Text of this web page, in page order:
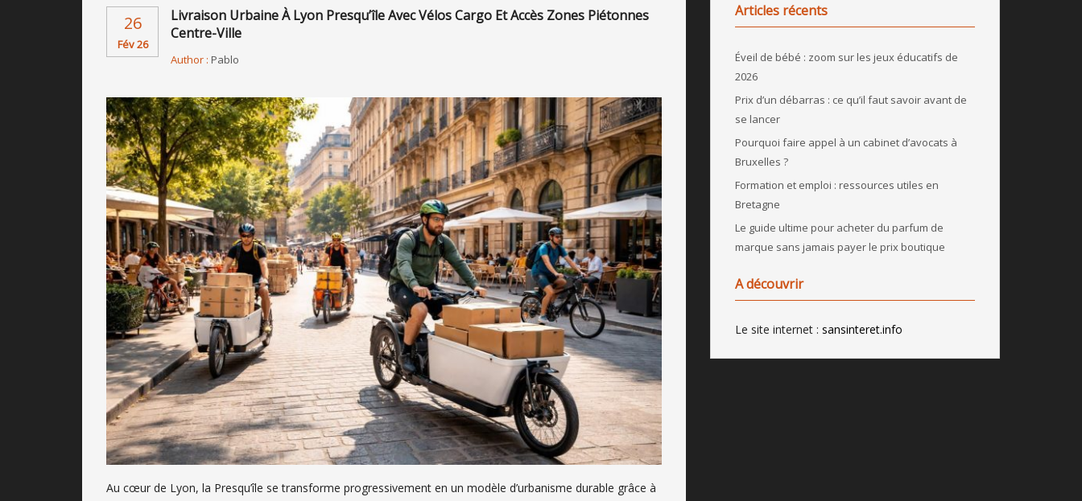
26
Fév 26
Livraison Urbaine À Lyon Presqu’île Avec Vélos Cargo Et Accès Zones Piétonnes
Centre-Ville
Author : Pablo
Au cœur de Lyon, la Presqu’île se transforme progressivement en un modèle d’urbanisme durable grâce à
Articles récents
Éveil de bébé : zoom sur les jeux éducatifs de
2026
Prix d’un débarras : ce qu’il faut savoir avant de
se lancer
Pourquoi faire appel à un cabinet d’avocats à
Bruxelles ?
Formation et emploi : ressources utiles en
Bretagne
Le guide ultime pour acheter du parfum de
marque sans jamais payer le prix boutique
A découvrir
Le site internet : sansinteret.info